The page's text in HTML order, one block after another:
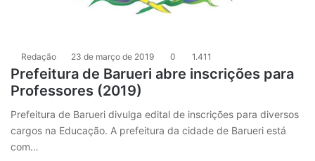
Redação 23 de março de 2019 0 1.411
Prefeitura de Barueri abre inscrições para
Professores (2019)
Prefeitura de Barueri divulga edital de inscrições para diversos
cargos na Educação. A prefeitura da cidade de Barueri está
com…